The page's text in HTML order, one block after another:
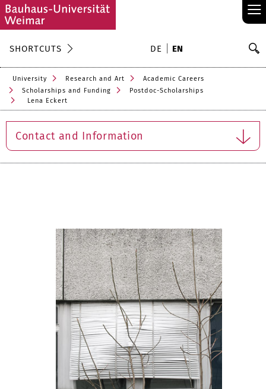
≡
SHORTCUTS DE EN
University Research and Art
Academic Careers
Scholarships and Funding
Postdoc-Scholarships
Lena Eckert
Contact and Information